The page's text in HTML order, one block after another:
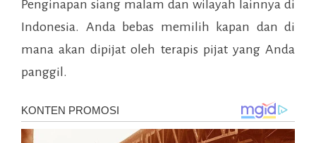
Penginapan siang malam dan wilayah lainnya di
Indonesia. Anda bebas memilih kapan dan di
mana akan dipijat oleh terapis pijat yang Anda
panggil.